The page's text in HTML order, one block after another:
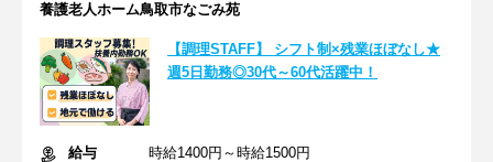
養護老人ホーム鳥取市なごみ苑
【調理STAFF】 シフト制×残業ほぼなし★
週5日勤務◎30代～60代活躍中！
給与
時給1400円～時給1500円